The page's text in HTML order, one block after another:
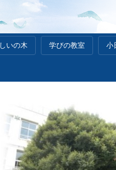
しいの木 学びの教室 小